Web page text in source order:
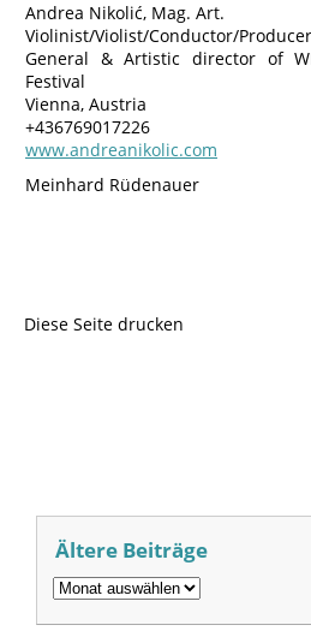
Andrea Nikolić, Mag. Art.
Violinist/Violist/Conductor/Producer
General & Artistic director of
Festival
Vienna, Austria
+436769017226
www.andreanikolic.com
Meinhard Rüdenauer
Diese Seite drucken
Ältere Beiträge